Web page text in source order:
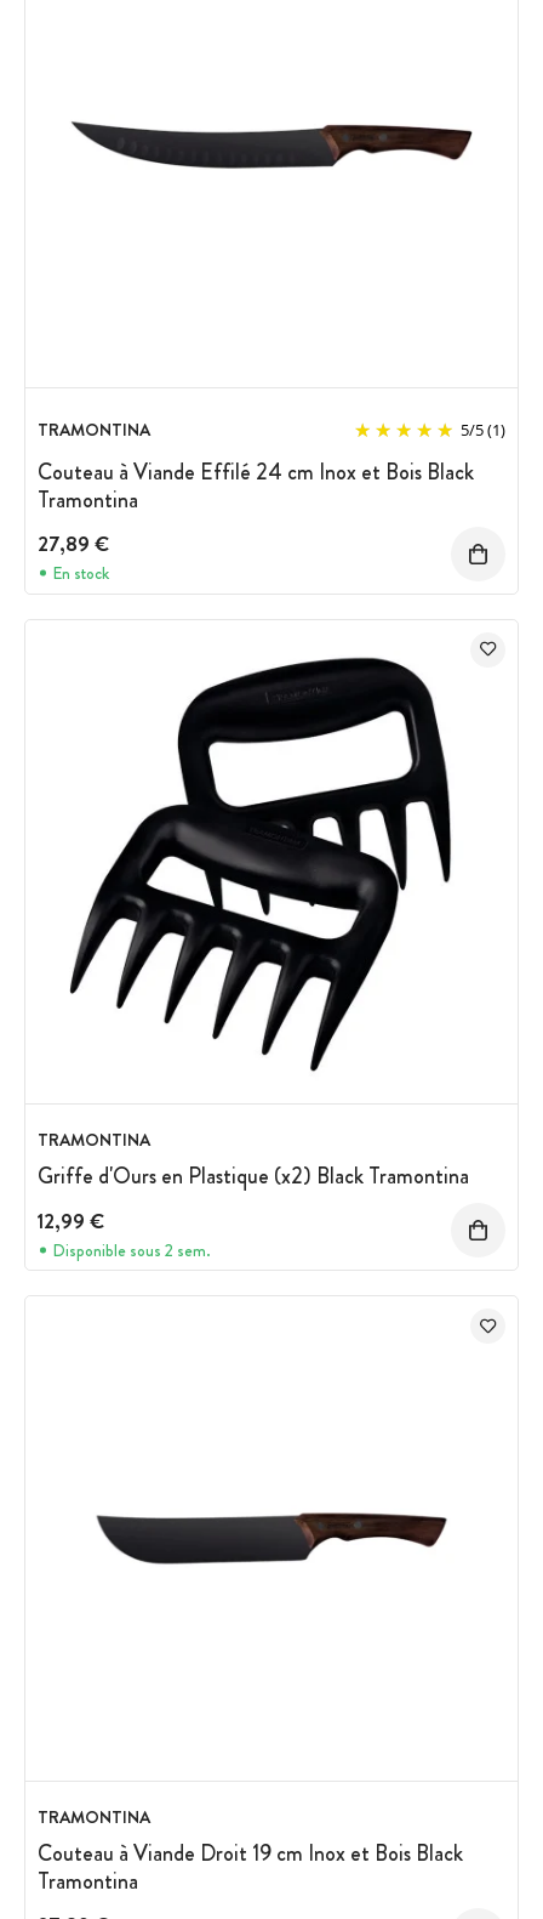
TRAMONTINA 5/5(1)
Couteau à Viande Effilé 24 cm Inox et Bois Black
Tramontina
27,89 €
En stock
TRAMONTINA
Griffe d'Ours en Plastique (x2) Black Tramontina
12,99 €
Disponible sous 2 sem.
TRAMONTINA
Couteau à Viande Droit 19 cm Inox et Bois Black
Tramontina